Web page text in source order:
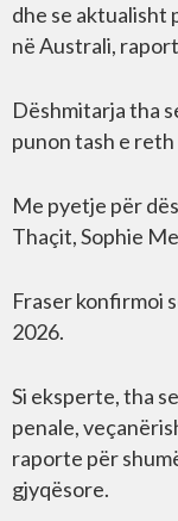
dhe se
në Australi,
Dëshmitarja tha
punon tash e
Me pyetje për
Thaçit, Sophie
Fraser konfirmoi
2026.
Si eksperte, tha
penale,
raporte për
gjyqësore.